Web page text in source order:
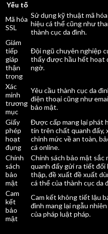
Yếu tố
Mã hóa
SSL
Sử dụng kỹ thuật mã
hiệu cá thể cũng như
thành cục da đình.
Giám
tiếp
giáp
thận
trọng
Đội ngũ chuyên nghiệp
thấy được hầu hết hoạt
ngờ.
Xác
minh
trương
mục
Yêu cầu thành cục da
điện thoại cũng như
bảo mật.
Giấy
phép
hoạt
đụng
Được cấp mang lại phát
tín trên chất quanh đấy,
chỉnh mức về an toàn,
cá online.
Chính
sách
bảo
mật
Chính sách bảo mật sắc
quanh đấy gửi ra tiết
thập, đề xuất đề xuất
cá thể của thành cục da
Cam
kết
bảo
mật
Cam kết không tiết lậu
đình mang lại ngẫu
của pháp luật pháp.